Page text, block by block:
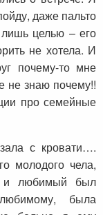
даже пальто
лишь целью – его
не хотела. И
почему-то мне
не знаю почему!!
про семейные
с кровати….
молодого чела,
и любимый был
была